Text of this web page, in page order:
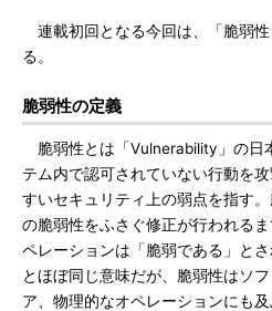
連載初回となる今回は、「脆弱
る。
脆弱性の定義
脆弱性とは「Vulnerability」の日
テム内で認可されていない行動を
すいセキュリティ上の弱点を指す
の脆弱性をふさぐ修正が行われる
ペレーションは「脆弱である」と
とほぼ同じ意味だが、脆弱性はソ
ア、物理的なオペレーションにも